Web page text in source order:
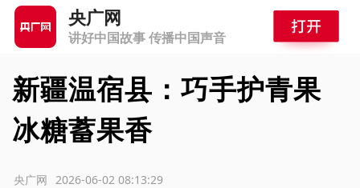
央广网
讲好中国故事 传播中国声音
新疆温宿县：巧手护青果
冰糖蓄果香
2026-06-02 08:13:29
央广网